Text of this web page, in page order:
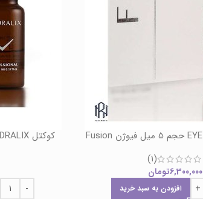
(1)
6,300,000تومان
افزودن به سبد خرید
کوکتل HYDRALIX حجم 5 میل فیوژن Fusion